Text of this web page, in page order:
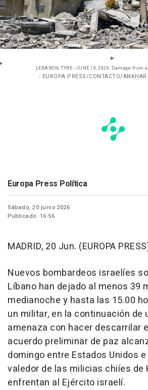
LEBANON, TYRE - JUNE 19, 2026: Damage
- EUROPA PRESS/CONTACTO/
Europa Press Política
Sábado, 20 junio 2026
Publicado: 16:56
MADRID, 20 Jun. (EUROPA
Nuevos bombardeos israelíes
Líbano han dejado al menos 39
medianoche y hasta las 15.00
un militar, en la continuación de
amenaza con hacer descarrilar
acuerdo preliminar de paz
domingo entre Estados Unidos
valedor de las milicias chiíes de
enfrentan al Ejército israelí.